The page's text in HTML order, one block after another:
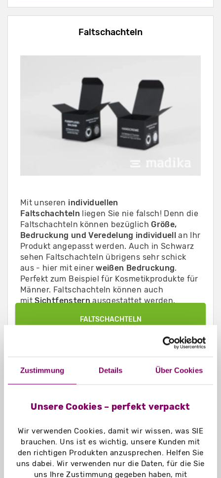
Zustimmung Details Über Cookies
Unsere Cookies – perfekt verpackt
Wir verwenden Cookies, damit wir wissen, was SIE
brauchen. Uns ist es wichtig, unsere Kunden mit
den richtigen Produkten anzusprechen. Helfen Sie
uns dabei. Wir verwenden nur die Daten, für die Sie
uns Ihre Zustimmung gegeben haben, mit
Faltschachteln
Mit unseren individuellen
Faltschachteln liegen Sie nie falsch! Denn die
Faltschachteln können bezüglichGröße,
Bedruckung und Veredelung individuellan Ihr
Produkt angepasst werden. Auch in Schwarz
sehen Faltschachteln übrigens sehr schick
aus - hier mit einerweißen Bedruckung.
Perfekt zum Beispiel für Kosmetikprodukte für
Männer. Faltschachteln können auch
mitSichtfensternausgestattet werden.
FALTSCHACHTELN
Stülpschachteln